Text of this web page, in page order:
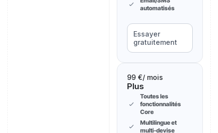
automatisés
Essayer
gratuitement
99 €/ mois
Plus
Toutes les
fonctionnalités
Core
Multilingue et
multi-devise